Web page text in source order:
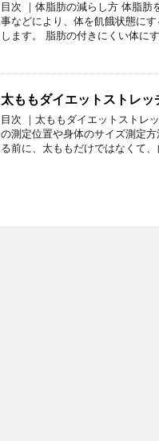
目次 ｜体脂肪の減らし方 体脂肪
事などにより、体を飢餓状態に
します。 脂肪の付きにくい体に
太ももダイエットストレッ
目次 ｜太ももダイエットストレ
の測定位置や身体のサイズ測定
る前に、太ももだけではなくて